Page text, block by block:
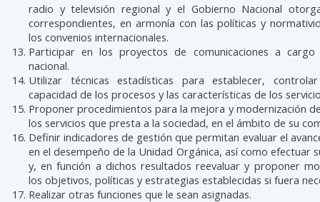
radio y televisión regional y el Gobierno Nacional
correspondientes, en armonía con las políticas y
los convenios internacionales.
Participar en los proyectos de comunicaciones a
nacional.
Utilizar técnicas estadísticas para establecer,
capacidad de los procesos y las características de los
Proponer procedimientos para la mejora y modernización
los servicios que presta a la sociedad, en el ámbito de su
Definir indicadores de gestión que permitan evaluar el
en el desempeño de la Unidad Orgánica, así como efectuar
y, en función a dichos resultados reevaluar y proponer
los objetivos, políticas y estrategias establecidas si fuera
Realizar otras funciones que le sean asignadas.